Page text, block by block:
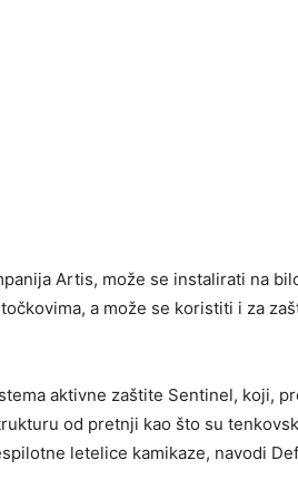
Artis, može se instalirati na
a može se koristiti i za
aktivne zaštite Sentinel, koji,
od pretnji kao što su
letelice kamikaze, navodi